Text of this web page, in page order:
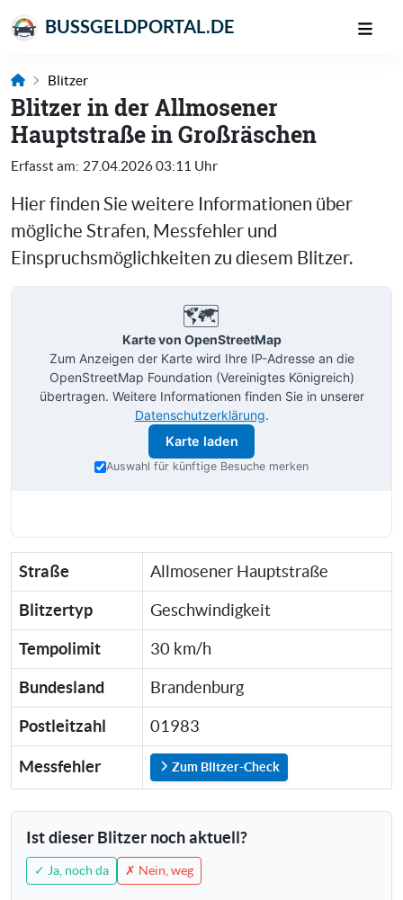
BUSSGELDPORTAL.DE
Blitzer
Blitzer in der Allmosener
Hauptstraße in Großräschen
Erfasst am: 27.04.2026 03:11 Uhr
Hier finden Sie weitere Informationen über
mögliche Strafen, Messfehler und
Einspruchsmöglichkeiten zu diesem Blitzer.
🗺️
Karte von OpenStreetMap
Zum Anzeigen der Karte wird Ihre IP-Adresse an die
OpenStreetMap Foundation (Vereinigtes Königreich)
übertragen. Weitere Informationen finden Sie in unserer
Datenschutzerklärung.
Karte laden
Auswahl für künftige Besuche merken
Straße Allmosener Hauptstraße
Blitzertyp Geschwindigkeit
Tempolimit 30 km/h
Bundesland Brandenburg
Postleitzahl 01983
Messfehler Zum Blitzer-Check
Ist dieser Blitzer noch aktuell?
✓ Ja, noch da ✗ Nein, weg